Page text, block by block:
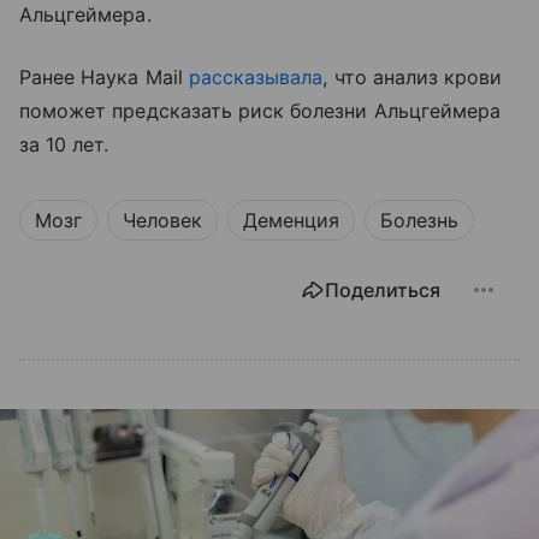
Альцгеймера.
Ранее Наука Mail рассказывала, что анализ крови
поможет предсказать риск болезни Альцгеймера
за 10 лет.
Мозг Человек Деменция Болезнь
Поделиться